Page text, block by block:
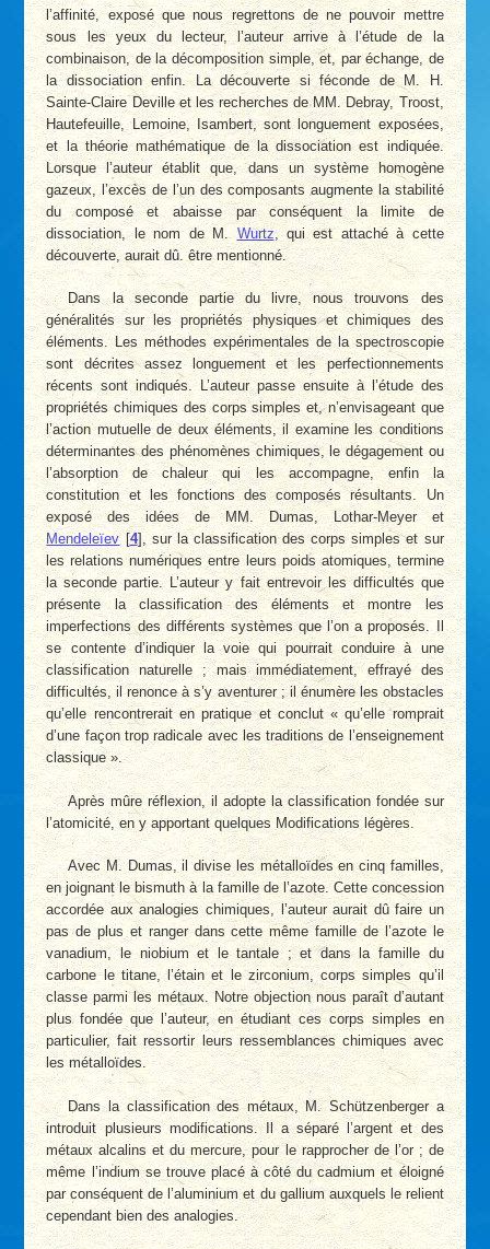
l’affinité, exposé que nous regrettons de ne pouvoir mettre
sous les yeux du lecteur, l’auteur arrive à l’étude de la
combinaison, de la décomposition simple, et, par échange, de
la dissociation enfin. La découverte si féconde de M. H.
Sainte-Claire Deville et les recherches de MM. Debray, Troost,
Hautefeuille, Lemoine, Isambert, sont longuement exposées,
et la théorie mathématique de la dissociation est indiquée.
Lorsque l’auteur établit que, dans un système homogène
gazeux, l’excès de l’un des composants augmente la stabilité
du composé et abaisse par conséquent la limite de
dissociation, le nom de M. Wurtz , qui est attaché à cette
découverte, aurait dû. être mentionné.
Dans la seconde partie du livre, nous trouvons des
généralités sur les propriétés physiques et chimiques des
éléments. Les méthodes expérimentales de la spectroscopie
sont décrites assez longuement et les perfectionnements
récents sont indiqués. L’auteur passe ensuite à l’étude des
propriétés chimiques des corps simples et, n’envisageant que
l’action mutuelle de deux éléments, il examine les conditions
déterminantes des phénomènes chimiques, le dégagement ou
l’absorption de chaleur qui les accompagne, enfin la
constitution et les fonctions des composés résultants. Un
exposé des idées de MM. Dumas, Lothar-Meyer et
Mendeleïev[4], sur la classification des corps simples et sur
les relations numériques entre leurs poids atomiques, termine
la seconde partie. L’auteur y fait entrevoir les difficultés que
présente la classification des éléments et montre les
imperfections des différents systèmes que l’on a proposés. Il
se contente d’indiquer la voie qui pourrait conduire à une
classification naturelle ; mais immédiatement, effrayé des
difficultés, il renonce à s’y aventurer ; il énumère les obstacles
qu’elle rencontrerait en pratique et conclut « qu’elle romprait
d’une façon trop radicale avec les traditions de l’enseignement
classique ».
Après mûre réflexion, il adopte la classification fondée sur
l’atomicité, en y apportant quelques Modifications légères.
Avec M. Dumas, il divise les métalloïdes en cinq familles,
en joignant le bismuth à la famille de l’azote. Cette concession
accordée aux analogies chimiques, l’auteur aurait dû faire un
pas de plus et ranger dans cette même famille de l’azote le
vanadium, le niobium et le tantale ; et dans la famille du
carbone le titane, l’étain et le zirconium, corps simples qu’il
classe parmi les métaux. Notre objection nous paraît d’autant
plus fondée que l’auteur, en étudiant ces corps simples en
particulier, fait ressortir leurs ressemblances chimiques avec
les métalloïdes.
Dans la classification des métaux, M. Schützenberger a
introduit plusieurs modifications. Il a séparé l’argent et des
métaux alcalins et du mercure, pour le rapprocher de l’or ; de
même l’indium se trouve placé à côté du cadmium et éloigné
par conséquent de l’aluminium et du gallium auxquels le relient
cependant bien des analogies.